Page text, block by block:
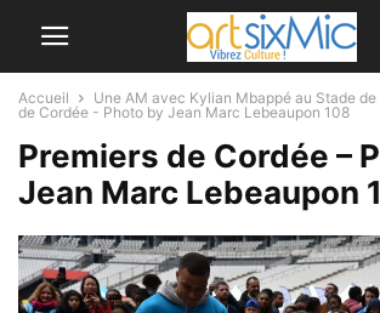
Accueil Une AM avec Kylian Mbappé au Stade de
de Cordée - Photo by Jean Marc Lebeaupon 108
Premiers de Cordée –
Jean Marc Lebeaupon